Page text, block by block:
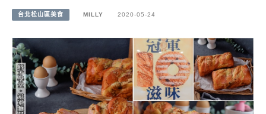
台北松山區美食 MILLY 2020-05-24